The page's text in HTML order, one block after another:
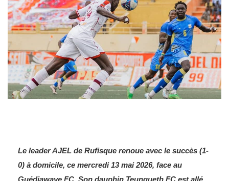
Le leader AJEL de Rufisque renoue avec le succès (1-
0) à domicile, ce mercredi 13 mai 2026, face au